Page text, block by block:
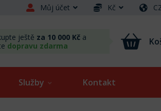
Můj účet Kč
ještě za 10 000 Kč a
dopravu zdarma
Služby Kontakt